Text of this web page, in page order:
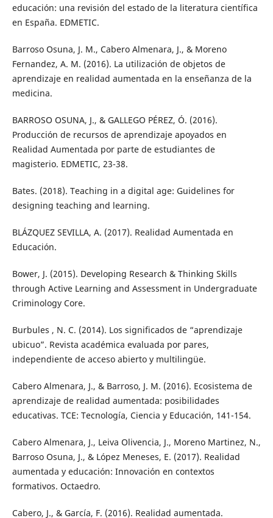
educación: una revisión del estado de la literatura científica
en España. EDMETIC.
Barroso Osuna, J. M., Cabero Almenara, J., & Moreno
Fernandez, A. M. (2016). La utilización de objetos de
aprendizaje en realidad aumentada en la enseñanza de la
medicina.
BARROSO OSUNA, J., & GALLEGO PÉREZ, Ó. (2016).
Producción de recursos de aprendizaje apoyados en
Realidad Aumentada por parte de estudiantes de
magisterio. EDMETIC, 23-38.
Bates. (2018). Teaching in a digital age: Guidelines for
designing teaching and learning.
BLÁZQUEZ SEVILLA, A. (2017). Realidad Aumentada en
Educación.
Bower, J. (2015). Developing Research & Thinking Skills
through Active Learning and Assessment in Undergraduate
Criminology Core.
Burbules , N. C. (2014). Los significados de “aprendizaje
ubicuo”. Revista académica evaluada por pares,
independiente de acceso abierto y multilingüe.
Cabero Almenara, J., & Barroso, J. M. (2016). Ecosistema de
aprendizaje de realidad aumentada: posibilidades
educativas. TCE: Tecnología, Ciencia y Educación, 141-154.
Cabero Almenara, J., Leiva Olivencia, J., Moreno Martinez, N.,
Barroso Osuna, J., & López Meneses, E. (2017). Realidad
aumentada y educación: Innovación en contextos
formativos. Octaedro.
Cabero, J., & García, F. (2016). Realidad aumentada.